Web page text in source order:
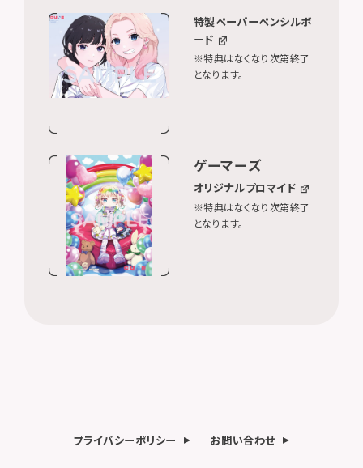
特製ペーパーペンシルボ
ード
※特典はなくなり次第終了
となります。
ゲーマーズ
オリジナルプロマイド
※特典はなくなり次第終了
となります。
プライバシーポリシー お問い合わせ